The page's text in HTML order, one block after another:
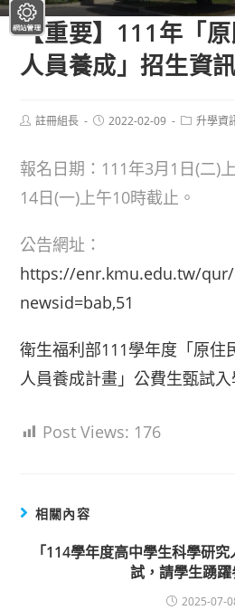
【重要】111年「
人員養成」招生資
Post註冊組長
Post2022-02-09
Post升學資
報名日期：111年3月1日(二)
14日(一)上午10時截止。
公告網址：
https://enr.kmu.edu.tw/
newsid=bab,51
衛生福利部111學年度「原住
人員養成計畫」公費生甄試
Post Views: 176
相關內容
「114學年度高中學生科學研
試，請學生踴躍
2025-07-